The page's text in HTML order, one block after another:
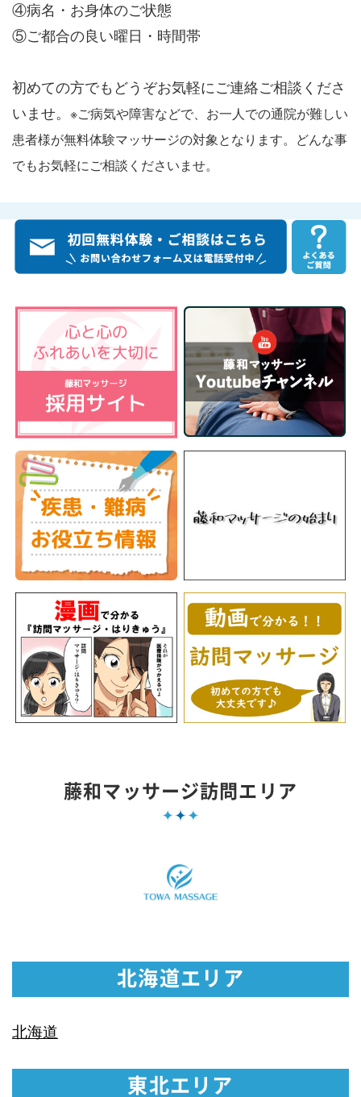
④病名・お身体のご状態
⑤ご都合の良い曜日・時間帯
初めての方でもどうぞお気軽にご連絡ご相談くださ
いませ。 ※ご病気や障害などで、お一人での通院が難しい
患者様が無料体験マッサージの対象となります。どんな事
でもお気軽にご相談くださいませ。
藤和マッサージ訪問エリア
北海道エリア
北海道
東北エリア